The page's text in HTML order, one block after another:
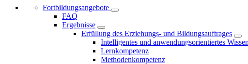
Fortbildungsangebote
FAQ
Ergebnisse
Erfüllung des Erziehungs- und Bildungsauftrages
Intelligentes und anwendungsorientiertes Wissen
Lernkompetenz
Methodenkompetenz